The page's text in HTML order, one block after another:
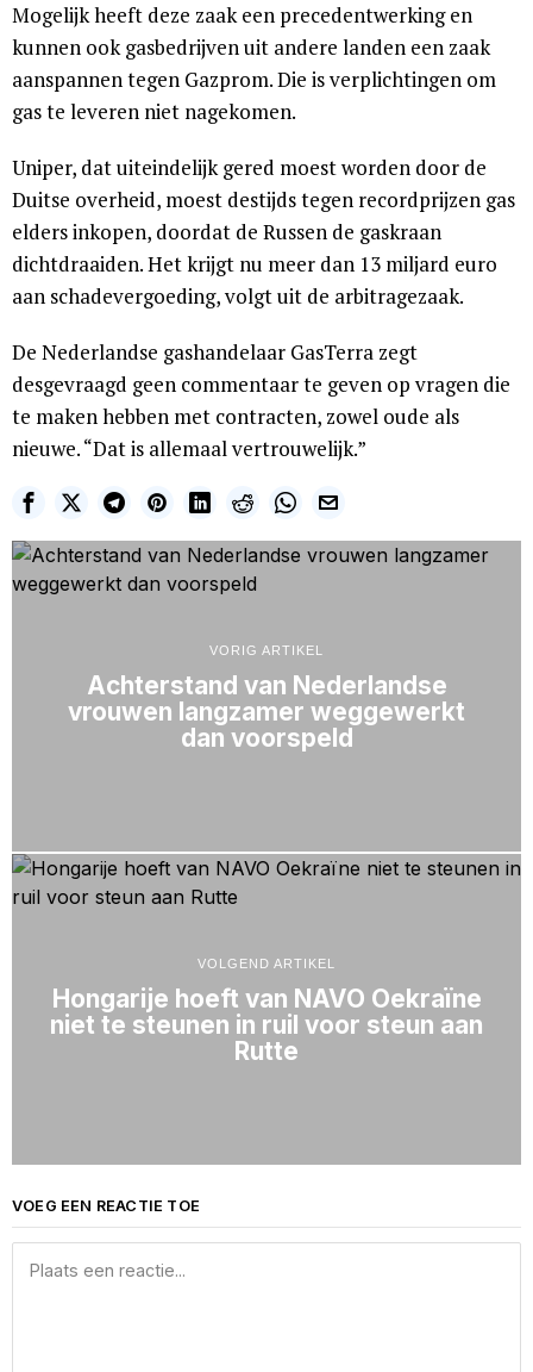
Mogelijk heeft deze zaak een precedentwerking en
kunnen ook gasbedrijven uit andere landen een zaak
aanspannen tegen Gazprom. Die is verplichtingen om
gas te leveren niet nagekomen.
Uniper, dat uiteindelijk gered moest worden door de
Duitse overheid, moest destijds tegen recordprijzen gas
elders inkopen, doordat de Russen de gaskraan
dichtdraaiden. Het krijgt nu meer dan 13 miljard euro
aan schadevergoeding, volgt uit de arbitragezaak.
De Nederlandse gashandelaar GasTerra zegt
desgevraagd geen commentaar te geven op vragen die
te maken hebben met contracten, zowel oude als
nieuwe. “Dat is allemaal vertrouwelijk.”
VORIG ARTIKEL
Achterstand van Nederlandse
vrouwen langzamer weggewerkt
dan voorspeld
VOLGEND ARTIKEL
Hongarije hoeft van NAVO Oekraïne
niet te steunen in ruil voor steun aan
Rutte
VOEG EEN REACTIE TOE